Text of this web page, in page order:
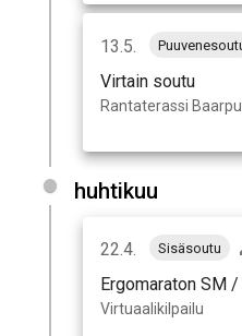
13.5.
Virtain soutu
Rantaterassi
huhtikuu
22.4. Sisäsoutu
Ergomaraton SM
Virtuaalikilpailu